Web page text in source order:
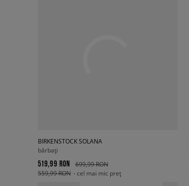
BIRKENSTOCK SOLANA
bărbați
519,99 RON
699,99 RON
559,99 RON - cel mai mic preț